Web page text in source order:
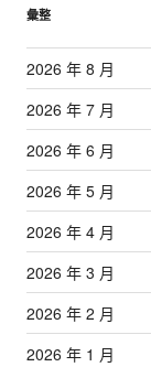
彙整
2026 年 8 月
2026 年 7 月
2026 年 6 月
2026 年 5 月
2026 年 4 月
2026 年 3 月
2026 年 2 月
2026 年 1 月